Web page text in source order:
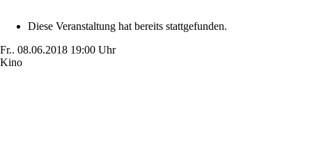
Diese Veranstaltung hat bereits stattgefunden.
Fr.. 08.06.2018 19:00 Uhr
Kino